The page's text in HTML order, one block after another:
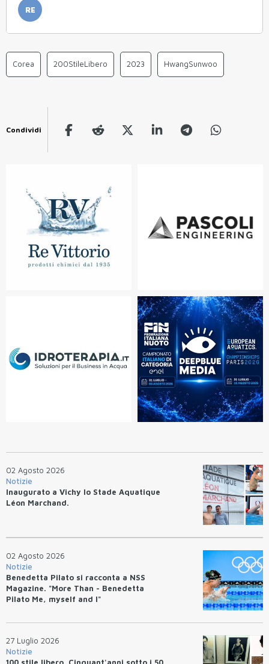
RE
Corea 200StileLibero 2023 HwangSunwoo
Condividi
02 Agosto 2026
Notizie
Inaugurato a Vichy lo Stade Aquatique
Léon Marchand.
02 Agosto 2026
Notizie
Benedetta Pilato si racconta a NSS
Magazine. "More Than - Benedetta
Pilato Me, myself and I"
27 Luglio 2026
Notizie